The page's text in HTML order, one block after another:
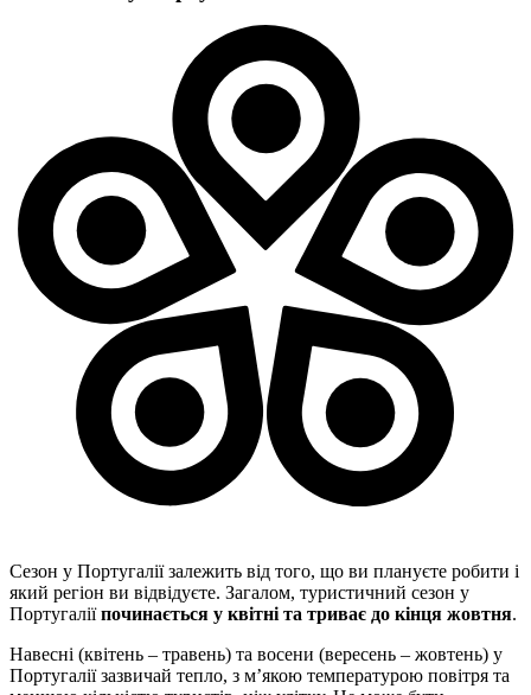
Сезон у Португалії залежить від того, що ви плануєте робити і
який регіон ви відвідуєте. Загалом, туристичний сезон у
Португаліїпочинається у квітні та триває до кінця жовтня.
Навесні (квітень – травень) та восени (вересень – жовтень) у
Португалії зазвичай тепло, з м’якою температурою повітря та